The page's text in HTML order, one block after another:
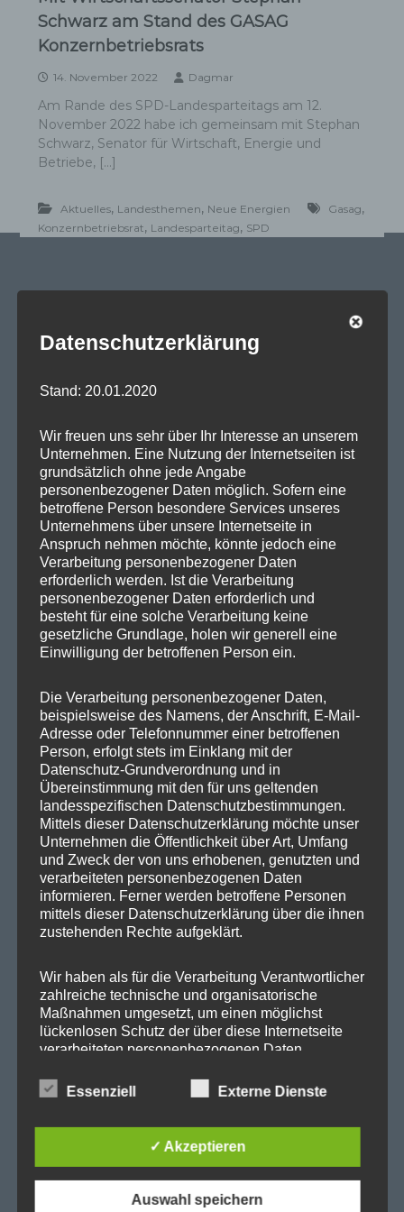
Schwarz am Stand des GASAG
Konzernbetriebsrats
14. November 2022 Dagmar
Am Rande des SPD-Landesparteitags am 12.
November 2022 habe ich gemeinsam mit Stephan
Schwarz, Senator für Wirtschaft, Energie und
Betriebe, […]
Aktuelles, Landesthemen, Neue Energien Gasag,
Konzernbetriebsrat, Landesparteitag, SPD
SPD Deutschland
SPD Bundestragsfraktion
SPD Berlin
SPD Fraktion Berlin
SPD Reinickendorf
SPD Fraktion in der BVV
SPD Berliner Mitte
SPD in Startseite
Datenschutzerklärung
Kategorien
Abgeordnetenhaus
Aktuelles
BER
BER II
Beteiligungsausschuss
Cité Guynemer und Holzhauser Straße
Cité Pasteur
Heiligensee
Kleingärten
Mein Wahlkreis
Datenschutzerklärung
Stand: 20.01.2020
Wir freuen uns sehr über Ihr Interesse an unserem
Unternehmen. Eine Nutzung der Internetseiten ist
grundsätzlich ohne jede Angabe
personenbezogener Daten möglich. Sofern eine
betroffene Person besondere Services unseres
Unternehmens über unsere Internetseite in
Anspruch nehmen möchte, könnte jedoch eine
Verarbeitung personenbezogener Daten
erforderlich werden. Ist die Verarbeitung
personenbezogener Daten erforderlich und
besteht für eine solche Verarbeitung keine
gesetzliche Grundlage, holen wir generell eine
Einwilligung der betroffenen Person ein.
Die Verarbeitung personenbezogener Daten,
beispielsweise des Namens, der Anschrift, E-Mail-
Adresse oder Telefonnummer einer betroffenen
Person, erfolgt stets im Einklang mit der
Datenschutz-Grundverordnung und in
Übereinstimmung mit den für uns geltenden
landesspezifischen Datenschutzbestimmungen.
Mittels dieser Datenschutzerklärung möchte unser
Unternehmen die Öffentlichkeit über Art, Umfang
und Zweck der von uns erhobenen, genutzten und
verarbeiteten personenbezogenen Daten
informieren. Ferner werden betroffene Personen
mittels dieser Datenschutzerklärung über die ihnen
zustehenden Rechte aufgeklärt.
Wir haben als für die Verarbeitung Verantwortlicher
zahlreiche technische und organisatorische
Maßnahmen umgesetzt, um einen möglichst
lückenlosen Schutz der über diese Internetseite
verarbeiteten personenbezogenen Daten
Datenübertragungen grundsätzlich
Sicherheitslücken aufweisen, sodass ein absoluter
diesem Grund steht es jeder betroffenen Person
frei, personenbezogene Daten auch auf
uns zu übermitteln.
Essenziell Externe Dienste
✓ Akzeptieren
Auswahl speichern